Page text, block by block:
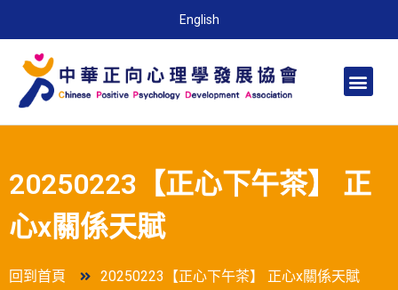
English
20250223【正心下午茶】 正
心x關係天賦
回到首頁 20250223【正心下午茶】 正心x關係天賦